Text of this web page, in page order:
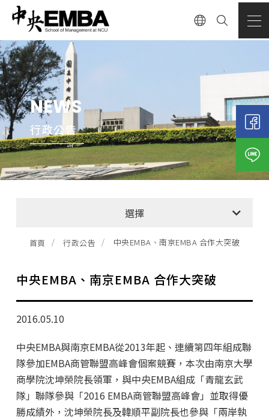
NEWS
行政公告
選擇
全部消息
EMBA招生公告
學分班招生公告
行政公告
企業導師計畫
首頁 行政公告 中央EMBA、南京EMBA 合作大突破
中央EMBA、南京EMBA 合作大突破
2016.05.10
中央EMBA與南京EMBA從2013年起、連續第四年組成聯
隊參加EMBA商管聯盟高峰會個案競賽，本次由南京大學
商學院沈坤榮院長領軍，與中央EMBA組成「青龍玄武
隊」聯隊參與「2016 EMBA商管聯盟高峰會」並取得優
勝成績外，沈坤榮院長及韓順平副院長也參與「兩岸執